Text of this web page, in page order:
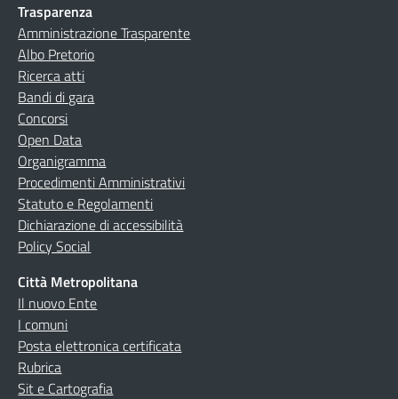
Trasparenza
Amministrazione Trasparente
Albo Pretorio
Ricerca atti
Bandi di gara
Concorsi
Open Data
Organigramma
Procedimenti Amministrativi
Statuto e Regolamenti
Dichiarazione di accessibilità
Policy Social
Città Metropolitana
Il nuovo Ente
I comuni
Posta elettronica certificata
Rubrica
Sit e Cartografia